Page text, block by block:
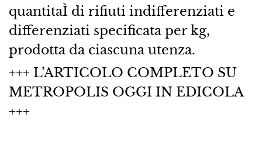
quantitaÌ di rifiuti indifferenziati e
differenziati specificata per kg,
prodotta da ciascuna utenza.
+++ L’ARTICOLO COMPLETO SU
METROPOLIS OGGI IN EDICOLA
+++